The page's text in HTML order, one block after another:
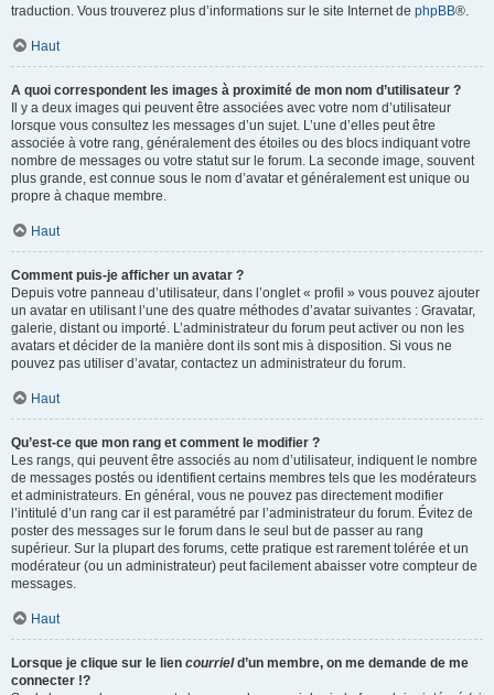
traduction. Vous trouverez plus d’informations sur le site Internet de phpBB®.
Haut
A quoi correspondent les images à proximité de mon nom d’utilisateur ?
Il y a deux images qui peuvent être associées avec votre nom d’utilisateur
lorsque vous consultez les messages d’un sujet. L’une d’elles peut être
associée à votre rang, généralement des étoiles ou des blocs indiquant votre
nombre de messages ou votre statut sur le forum. La seconde image, souvent
plus grande, est connue sous le nom d’avatar et généralement est unique ou
propre à chaque membre.
Haut
Comment puis-je afficher un avatar ?
Depuis votre panneau d’utilisateur, dans l’onglet « profil » vous pouvez ajouter
un avatar en utilisant l’une des quatre méthodes d’avatar suivantes : Gravatar,
galerie, distant ou importé. L’administrateur du forum peut activer ou non les
avatars et décider de la manière dont ils sont mis à disposition. Si vous ne
pouvez pas utiliser d’avatar, contactez un administrateur du forum.
Haut
Qu’est-ce que mon rang et comment le modifier ?
Les rangs, qui peuvent être associés au nom d’utilisateur, indiquent le nombre
de messages postés ou identifient certains membres tels que les modérateurs
et administrateurs. En général, vous ne pouvez pas directement modifier
l’intitulé d’un rang car il est paramétré par l’administrateur du forum. Évitez de
poster des messages sur le forum dans le seul but de passer au rang
supérieur. Sur la plupart des forums, cette pratique est rarement tolérée et un
modérateur (ou un administrateur) peut facilement abaisser votre compteur de
messages.
Haut
Lorsque je clique sur le lien courrield’un membre, on me demande de me
connecter !?